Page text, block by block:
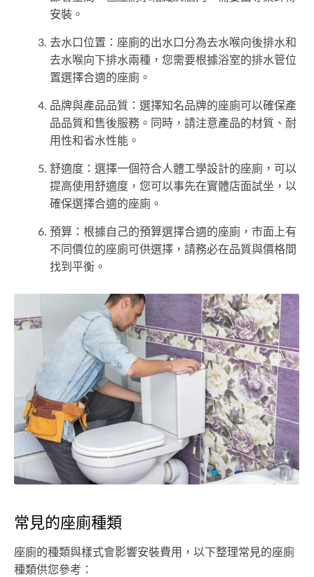
安裝。
去水口位置：座廁的出水口分為去水喉向後排水和
去水喉向下排水兩種，您需要根據浴室的排水管位
置選擇合適的座廁。
品牌與產品品質：選擇知名品牌的座廁可以確保產
品品質和售後服務。同時，請注意產品的材質、耐
用性和省水性能。
舒適度：選擇一個符合人體工學設計的座廁，可以
提高使用舒適度，您可以事先在實體店面試坐，以
確保選擇合適的座廁。
預算：根據自己的預算選擇合適的座廁，市面上有
不同價位的座廁可供選擇，請務必在品質與價格間
找到平衡。
常見的座廁種類
座廁的種類與樣式會影響安裝費用，以下整理常見的座廁
種類供您參考：